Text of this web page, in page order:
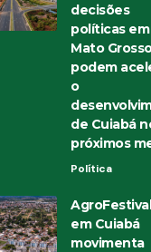
decisões
políticas em
Mato
podem
o
de Cuiabá
próximos
Política
AgroFestival
em Cuiabá
movimenta